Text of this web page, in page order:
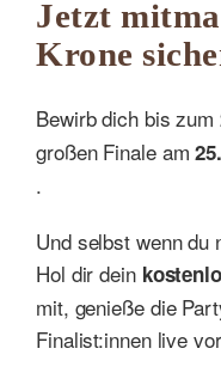
Jetzt
Krone
Bewirb dich bis zum
großen Finale am
.
Und selbst wenn du
Hol dir dein
mit, genieße die
Finalist:innen live